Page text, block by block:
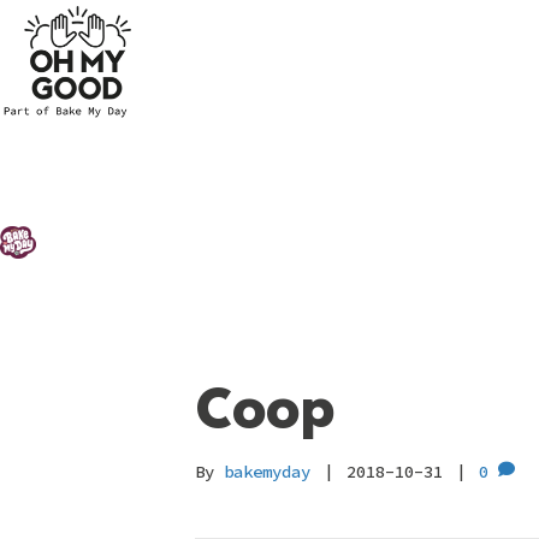
Coop
By bakemyday | 2018-10-31 | 0